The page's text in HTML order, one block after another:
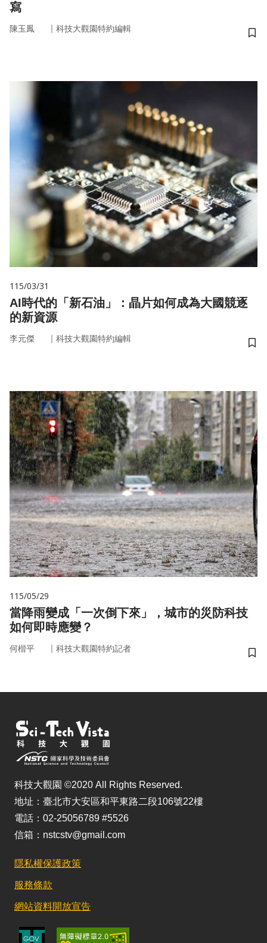
寫
陳玉鳳 ｜ 科技大觀園特約編輯
儲
115/03/31
AI時代的「新石油」：晶片如何成為大國競逐
的新資源
李元傑 ｜ 科技大觀園特約編輯
儲
115/05/29
當降雨變成「一次倒下來」，城市的災防科技
如何即時應變？
何楷平 ｜ 科技大觀園特約記者
儲
科技大觀園 ©2020 All Rights Reserved.
地址：臺北市大安區和平東路二段106號22樓
電話：02-25056789 #5526
信箱：nstcstv@gmail.com
隱私權保護政策
服務條款
網站資料開放宣告